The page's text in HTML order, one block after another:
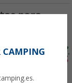
para
Plus
CAMPING